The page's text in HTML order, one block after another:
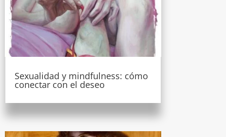
Sexualidad y mindfulness: cómo
conectar con el deseo